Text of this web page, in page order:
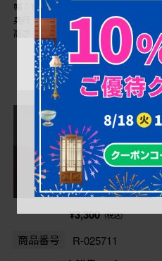
幅：130㎜
奥行：130㎜
高さ：55㎜
売り切れ
¥3,300 (税込)
商品番号 R-025711